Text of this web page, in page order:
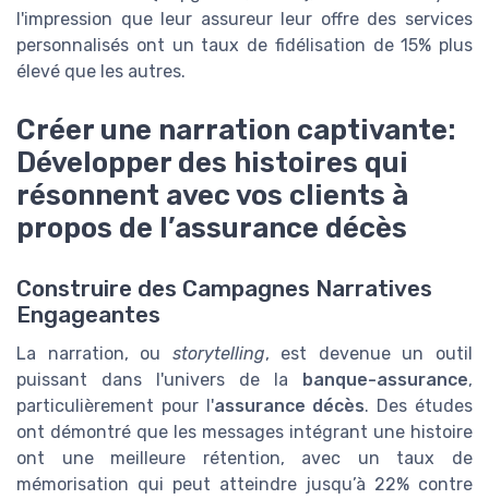
l'impression que leur assureur leur offre des services
personnalisés ont un taux de fidélisation de 15% plus
élevé que les autres.
Créer une narration captivante:
Développer des histoires qui
résonnent avec vos clients à
propos de l’assurance décès
Construire des Campagnes Narratives
Engageantes
La narration, ou storytelling, est devenue un outil
puissant dans l'univers de la
banque-assurance,
particulièrement pour l'assurance décès. Des études
ont démontré que les messages intégrant une histoire
ont une meilleure rétention, avec un taux de
mémorisation qui peut atteindre jusqu’à 22% contre